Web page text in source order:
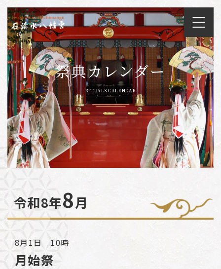
祭典カレンダー
RITUALS CALENDAR
令和8年8月
8月1日 10時
月始祭